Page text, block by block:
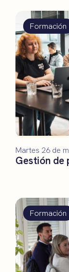
Formación
Gestión de
Martes 26 de
Formación